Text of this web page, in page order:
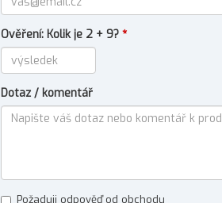
Ověření: Kolik je 2 + 9? *
Dotaz / komentář
Požaduji odpověď od obchodu